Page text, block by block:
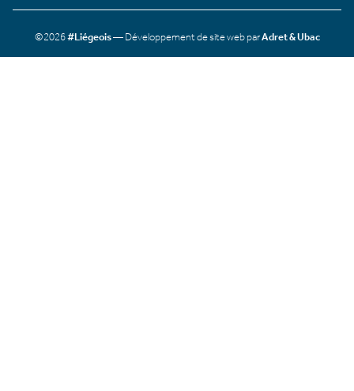
©2026#Liégeois— Développement de site web parAdret & Ubac